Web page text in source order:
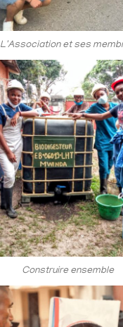
L'Association et ses
Construire ensemble